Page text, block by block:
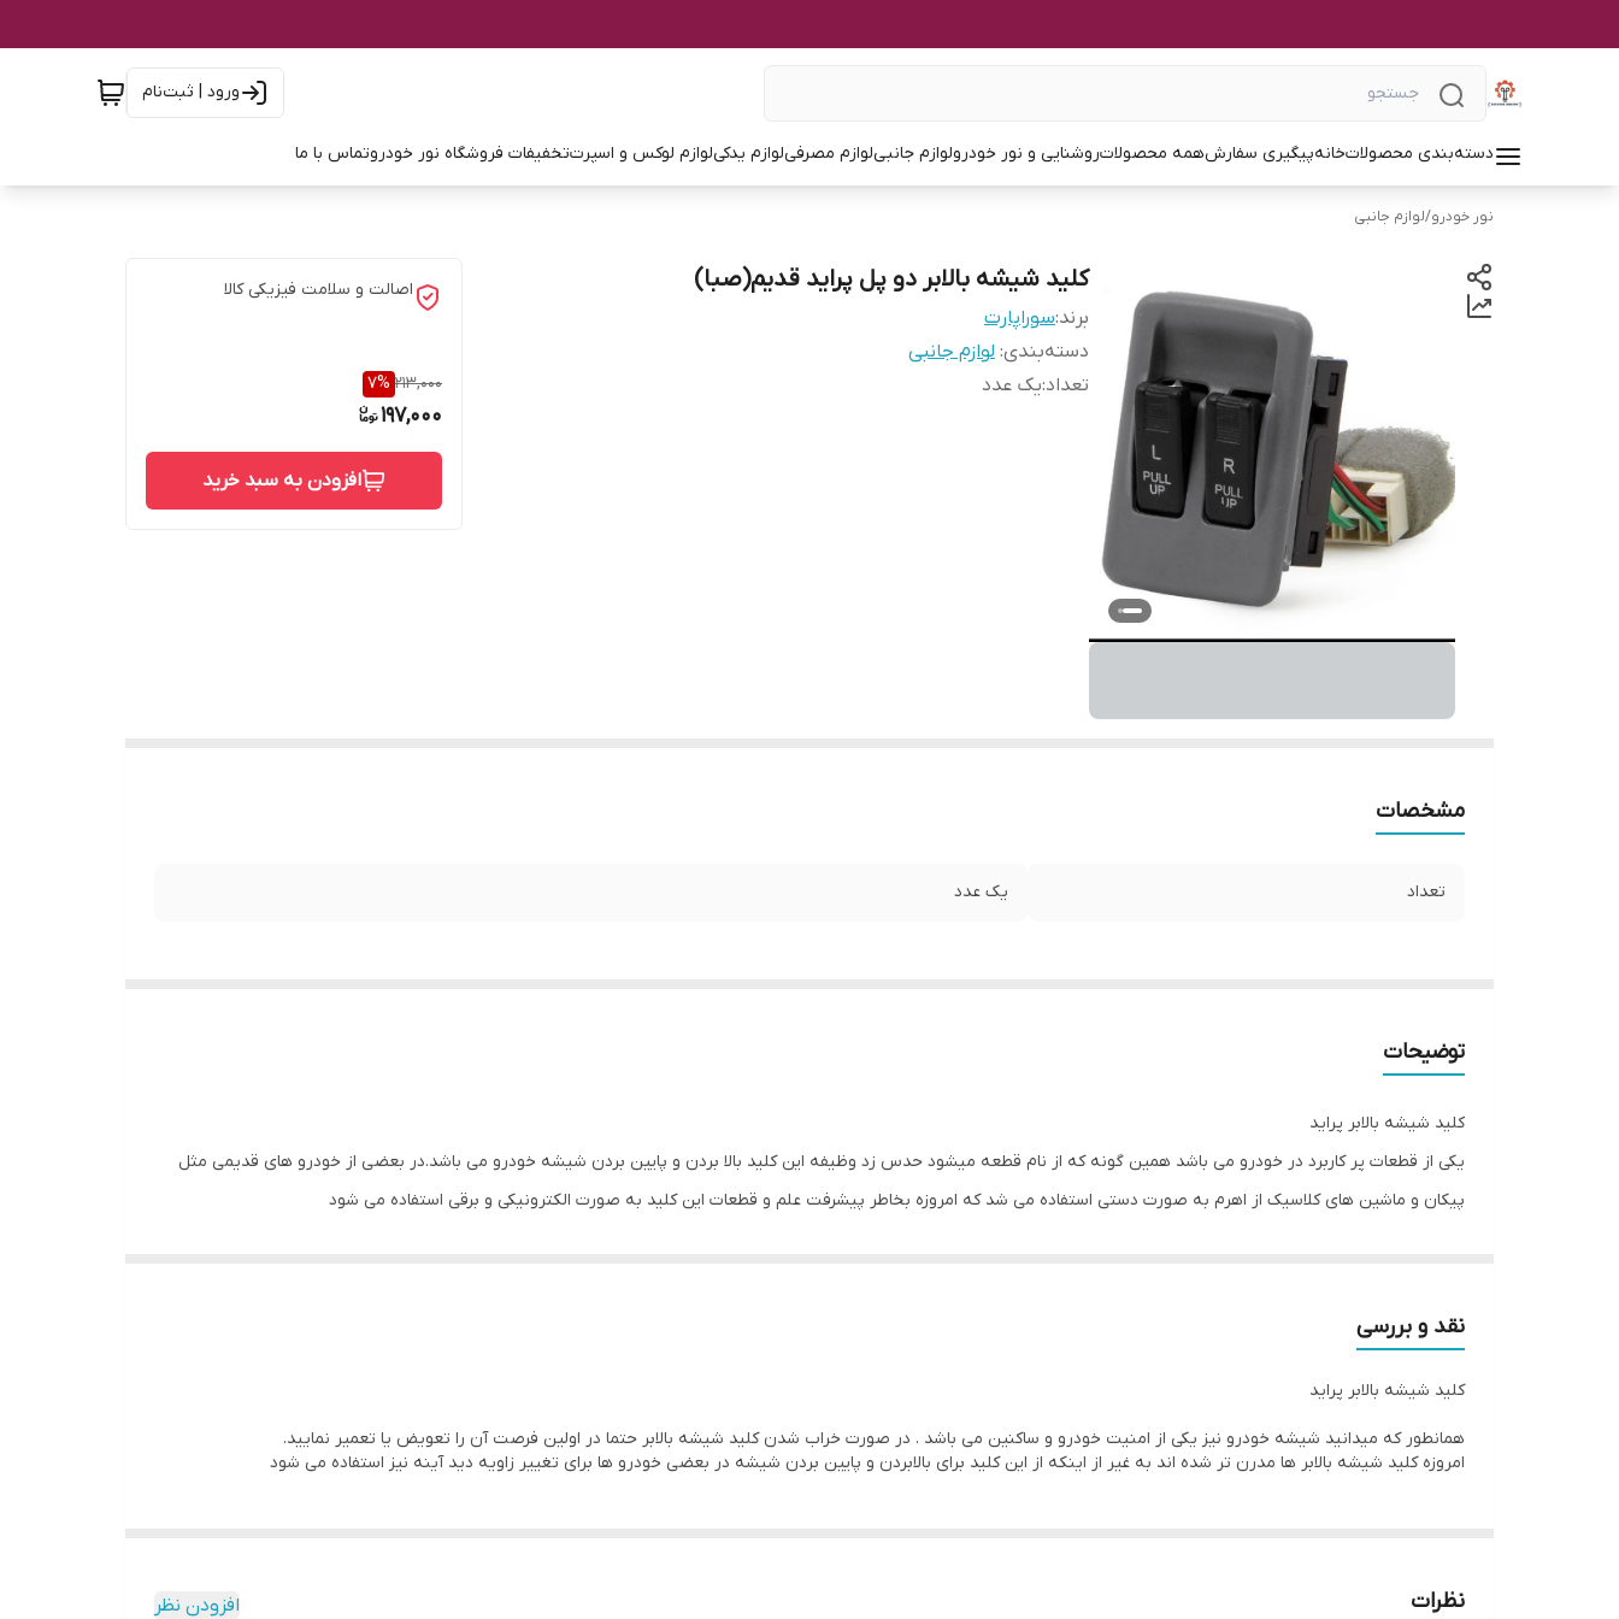
ورود | ثبت‌نام
دسته‌بندی محصولاتخانهپیگیری سفارشهمه محصولاتروشنایی و نور خودرولوازم جانبیلوازم مصرفیلوازم یدکیلوازم لوکس و اسپرتتخفیفات فروشگاه نور خودروتماس با ما
نور خودرو/لوازم جانبی
کلید شیشه بالابر دو پل پراید قدیم(صبا)
برند:سوراپارت
دسته‌بندی: لوازم جانبی
تعداد:یک عدد
اصالت و سلامت فیزیکی کالا
213,000
7%
197,000
افزودن به سبد خرید
مشخصات
تعداد یک عدد
توضیحات
کلید شیشه بالابر پراید
یکی از قطعات پر کاربرد در خودرو می باشد همین گونه که از نام قطعه میشود حدس زد وظیفه این کلید بالا بردن و پایین بردن شیشه خودرو می باشد.در بعضی از خودرو های قدیمی مثل
پیکان و ماشین های کلاسیک از اهرم به صورت دستی استفاده می شد که امروزه بخاطر پیشرفت علم و قطعات این کلید به صورت الکترونیکی و برقی استفاده می شود
نقد و بررسی
کلید شیشه بالابر پراید
همانطور که میدانید شیشه خودرو نیز یکی از امنیت خودرو و ساکنین می باشد . در صورت خراب شدن کلید شیشه بالابر حتما در اولین فرصت آن را تعویض یا تعمیر نمایید.
امروزه کلید شیشه بالابر ها مدرن تر شده اند به غیر از اینکه از این کلید برای بالابردن و پایین بردن شیشه در بعضی خودرو ها برای تغییر زاویه دید آینه نیز استفاده می شود
نظرات افزودن نظر